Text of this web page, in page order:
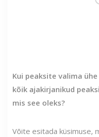
Kui peaksite valima
kõik ajakirjanikud
mis see oleks?
Võite esitada küsimuse,